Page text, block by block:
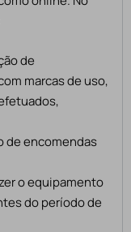
de
marcas de uso,
de encomendas
o equipamento
do período de